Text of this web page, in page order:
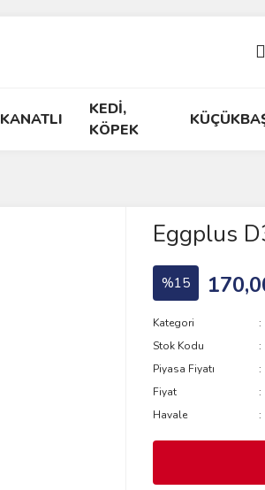
KANATLI
KEDİ,
KÖPEK
Eggplus
%15
Kategori
Stok Kodu
Piyasa Fiyatı
Fiyat
Havale